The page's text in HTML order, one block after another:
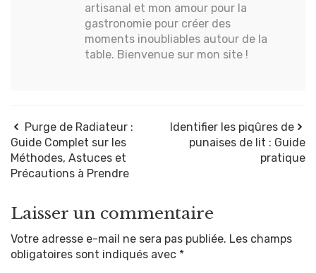
artisanal et mon amour pour la
gastronomie pour créer des
moments inoubliables autour de la
table. Bienvenue sur mon site !
Purge de Radiateur :
Guide Complet sur les
Méthodes, Astuces et
Précautions à Prendre
Identifier les piqûres de
punaises de lit : Guide
pratique
Laisser un commentaire
Votre adresse e-mail ne sera pas publiée. Les champs
obligatoires sont indiqués avec *